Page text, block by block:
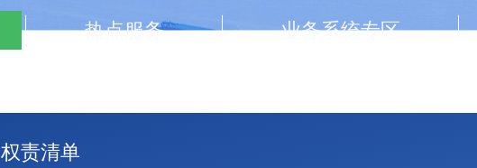
热点服务 业务系统专区
权责清单